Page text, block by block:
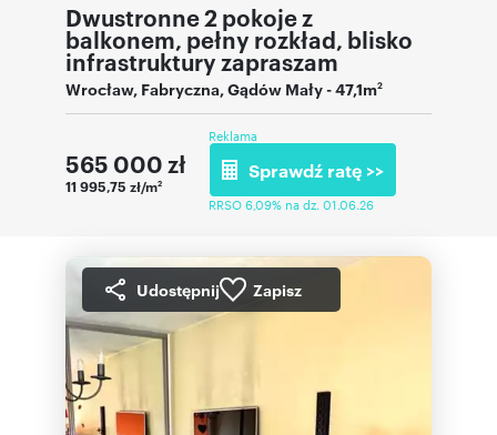
Dwustronne 2 pokoje z
balkonem, pełny rozkład, blisko
infrastruktury zapraszam
Wrocław, Fabryczna, Gądów Mały- 47,1m2
565 000 zł
11 995,75 zł/m2
Reklama
Sprawdź ratę >>
RRSO 6,09% na dz. 01.06.26
Udostępnij Zapisz